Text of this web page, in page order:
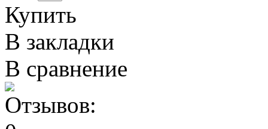
Купить
В закладки
В сравнение